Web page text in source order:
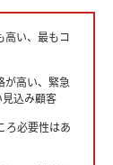
高い、最もコ
が高い、緊急
見込み顧客
ろ必要性はあ